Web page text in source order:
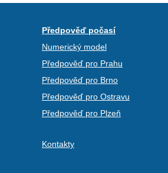
Předpověď počasí
Numerický model
Předpověď pro Prahu
Předpověď pro Brno
Předpověď pro Ostravu
Předpověď pro Plzeň
Kontakty